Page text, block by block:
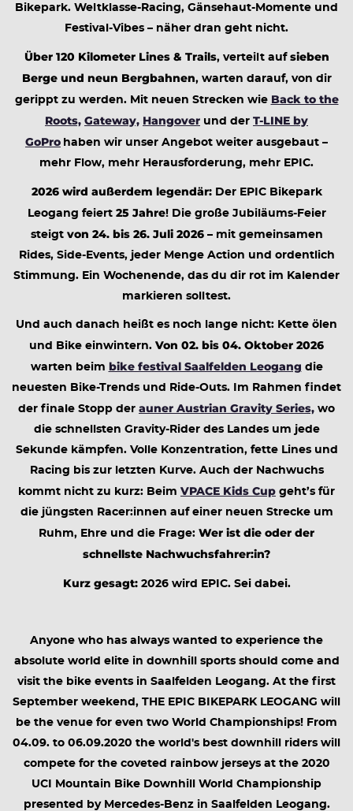
Bikepark. Weltklasse-Racing, Gänsehaut-Momente und
Festival-Vibes – näher dran geht nicht.
Über 120 Kilometer Lines & Trails, verteilt auf sieben
Berge und neun Bergbahnen, warten darauf, von dir
gerippt zu werden. Mit neuen Strecken wie Back to the
Roots, Gateway, Hangover und der T-LINE by
GoPro haben wir unser Angebot weiter ausgebaut –
mehr Flow, mehr Herausforderung, mehr EPIC.
2026 wird außerdem legendär:Der EPIC Bikepark
Leogang feiert 25 Jahre! Die große Jubiläums-Feier
steigt von 24. bis 26. Juli 2026– mit gemeinsamen
Rides, Side-Events, jeder Menge Action und ordentlich
Stimmung. Ein Wochenende, das du dir rot im Kalender
markieren solltest.
Und auch danach heißt es noch lange nicht: Kette ölen
und Bike einwintern. Von 02. bis 04. Oktober 2026
warten beim bike festival Saalfelden Leogang die
neuesten Bike-Trends und Ride-Outs. Im Rahmen findet
der finale Stopp der auner Austrian Gravity Series, wo
die schnellsten Gravity-Rider des Landes um jede
Sekunde kämpfen. Volle Konzentration, fette Lines und
Racing bis zur letzten Kurve. Auch der Nachwuchs
kommt nicht zu kurz: Beim VPACE Kids Cup geht’s für
die jüngsten Racer:innen auf einer neuen Strecke um
Ruhm, Ehre und die Frage: Wer ist die oder der
schnellste Nachwuchsfahrer:in?
Kurz gesagt:2026 wird EPIC. Sei dabei.
Anyone who has always wanted to experience the
absolute world elite in downhill sports should come and
visit the bike events in Saalfelden Leogang. At the first
September weekend, THE EPIC BIKEPARK LEOGANG will
be the venue for even two World Championships! From
04.09. to 06.09.2020 the world's best downhill riders will
compete for the coveted rainbow jerseys at the 2020
UCI Mountain Bike Downhill World Championship
presented by Mercedes-Benz in Saalfelden Leogang.